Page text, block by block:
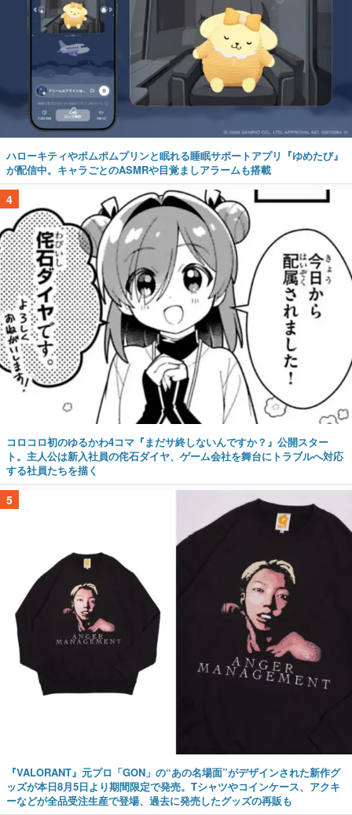
ハローキティやポムポムプリンと眠れる睡眠サポートアプリ『ゆめたび』
が配信中。キャラごとのASMRや目覚ましアラームも搭載
4
コロコロ初のゆるかわ4コマ『まだサ終しないんですか？』公開スター
ト。主人公は新入社員の侘石ダイヤ、ゲーム会社を舞台にトラブルへ対応
する社員たちを描く
5
『VALORANT』元プロ「GON」の“あの名場面”がデザインされた新作グ
ッズが本日8月5日より期間限定で発売。Tシャツやコインケース、アクキ
ーなどが全品受注生産で登場、過去に発売したグッズの再販も